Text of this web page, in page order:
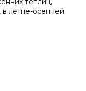
летне-осенней